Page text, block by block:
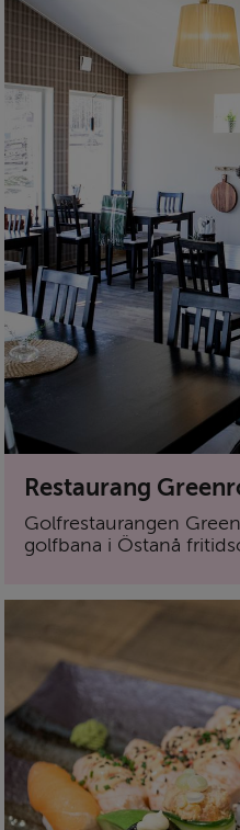
Restaurang
Golfrestaurangen
golf­bana i Östanå